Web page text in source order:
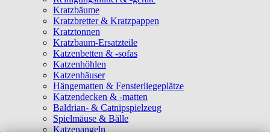
Kratzbäume
Kratzbretter & Kratzpappen
Kratztonnen
Kratzbaum-Ersatzteile
Katzenbetten & -sofas
Katzenhöhlen
Katzenhäuser
Hängematten & Fensterliegeplätze
Katzendecken & -matten
Baldrian- & Catnipspielzeug
Spielmäuse & Bälle
Katzenangeln